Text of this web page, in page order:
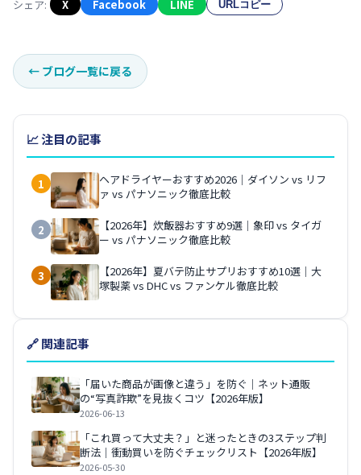
シェア: X Facebook LINE URLコピー
← ブログ一覧に戻る
📈 注目の記事
1
ヘアドライヤーおすすめ2026｜ダイソン vs リフ
ァ vs パナソニック徹底比較
2
【2026年】炊飯器おすすめ9選｜象印 vs タイガ
ー vs パナソニック徹底比較
3
【2026年】夏バテ防止サプリおすすめ10選｜大
塚製薬 vs DHC vs ファンケル徹底比較
🔗 関連記事
「届いた商品が画像と違う」を防ぐ｜ネット通販
の“写真詐欺”を見抜くコツ【2026年版】
2026-06-13
「これ買って大丈夫？」と迷ったときの3ステップ判
断法｜衝動買いを防ぐチェックリスト【2026年版】
2026-05-30